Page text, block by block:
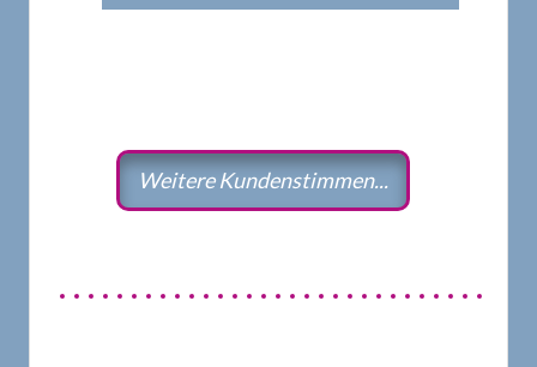
Weitere Kundenstimmen...